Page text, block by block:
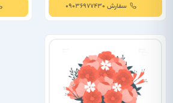
سفارش 09036977430